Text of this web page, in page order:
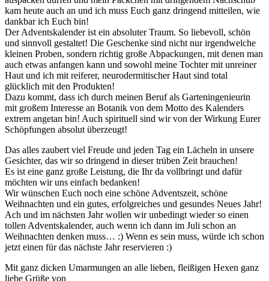
kam heute auch an und ich muss Euch ganz dringend mitteilen, wie
dankbar ich Euch bin!
Der Adventskalender ist ein absoluter Traum. So liebevoll, schön
und sinnvoll gestaltet! Die Geschenke sind nicht nur irgendwelche
kleinen Proben, sondern richtig große Abpackungen, mit denen man
auch etwas anfangen kann und sowohl meine Tochter mit unreiner
Haut und ich mit reiferer, neurodermitischer Haut sind total
glücklich mit den Produkten!
Dazu kommt, dass ich durch meinen Beruf als Garteningenieurin
mit großem Interesse an Botanik von dem Motto des Kalenders
extrem angetan bin! Auch spirituell sind wir von der Wirkung Eurer
Schöpfungen absolut überzeugt!
Das alles zaubert viel Freude und jeden Tag ein Lächeln in unsere
Gesichter, das wir so dringend in dieser trüben Zeit brauchen!
Es ist eine ganz große Leistung, die Ihr da vollbringt und dafür
möchten wir uns einfach bedanken!
Wir wünschen Euch noch eine schöne Adventszeit, schöne
Weihnachten und ein gutes, erfolgreiches und gesundes Neues Jahr!
Ach und im nächsten Jahr wollen wir unbedingt wieder so einen
tollen Adventskalender, auch wenn ich dann im Juli schon an
Weihnachten denken muss… :) Wenn es sein muss, würde ich schon
jetzt einen für das nächste Jahr reservieren :)
Mit ganz dicken Umarmungen an alle lieben, fleißigen Hexen ganz
liebe Grüße von